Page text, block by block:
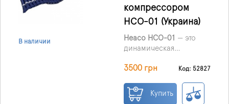
наполняются и
сдуваются, помогая
уменьшить длительное
давление на ткани и
поддерживать комфорт
длительного
В наличии
компрессором
HCO-01 (Украина)
Heaco HCO-01 — это
динамическая
система медицинского
для профилактики
пролежней, ухода за
3500 грн Код: 52827
Купить